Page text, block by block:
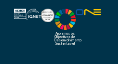
Apoiamos os
Objectivos de
Desenvolvimento
Sustentável